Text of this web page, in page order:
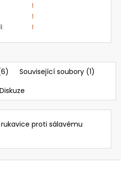
1
1
: 1
Související soubory (1)
Diskuze
proti sálavému